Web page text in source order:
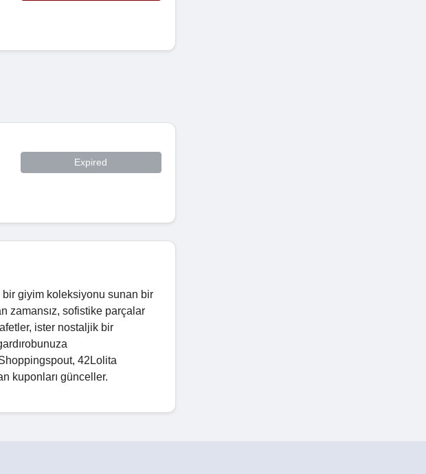
Expired
giyim koleksiyonu sunan bir
zamansız, sofistike parçalar
ister nostaljik bir
42Lolita
kuponları günceller.